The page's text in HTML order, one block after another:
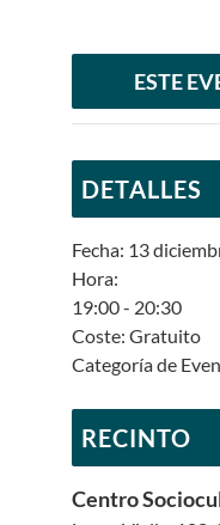
ESTE
DETALLES
Fecha: 13
Hora:
19:00 - 20:30
Coste: Gratuito
Categoría de
RECINTO
Centro